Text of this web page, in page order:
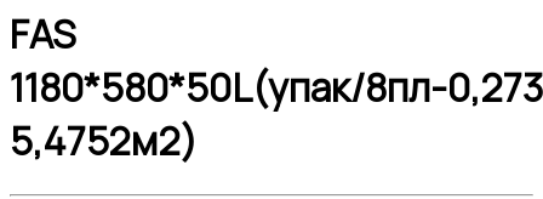
FAS
1180*580*50L(упак/8пл-
5,4752м2)